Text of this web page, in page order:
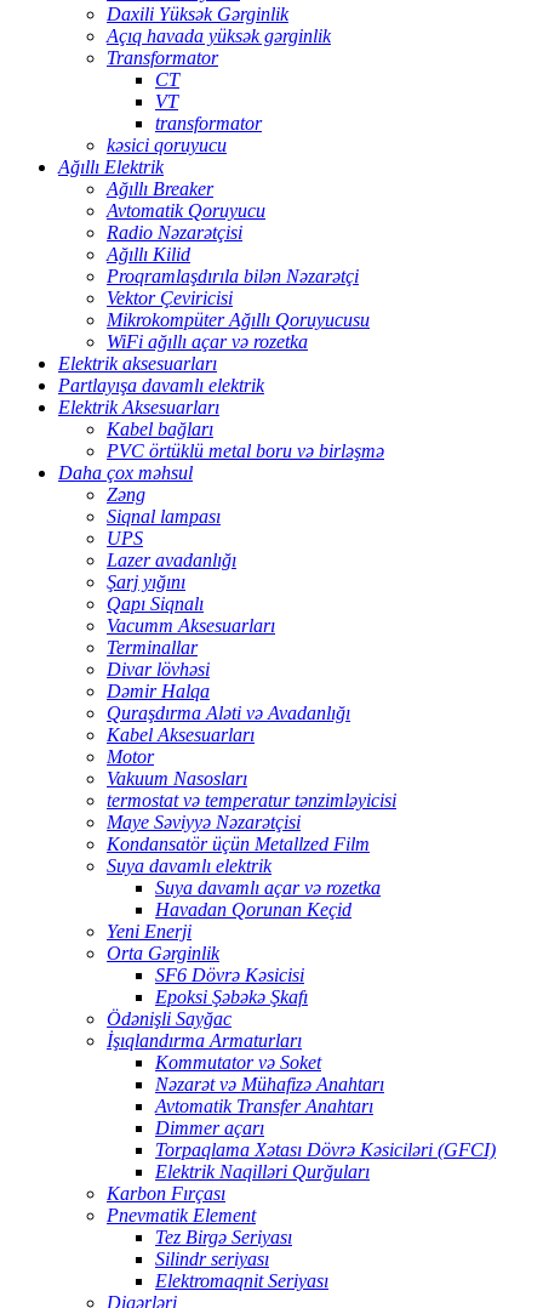
Daxili Yüksək Gərginlik
Açıq havada yüksək gərginlik
Transformator
CT
VT
transformator
kəsici qoruyucu
Ağıllı Elektrik
Ağıllı Breaker
Avtomatik Qoruyucu
Radio Nəzarətçisi
Ağıllı Kilid
Proqramlaşdırıla bilən Nəzarətçi
Vektor Çeviricisi
Mikrokompüter Ağıllı Qoruyucusu
WiFi ağıllı açar və rozetka
Elektrik aksesuarları
Partlayışa davamlı elektrik
Elektrik Aksesuarları
Kabel bağları
PVC örtüklü metal boru və birləşmə
Daha çox məhsul
Zəng
Siqnal lampası
UPS
Lazer avadanlığı
Şarj yığını
Qapı Siqnalı
Vacumm Aksesuarları
Terminallar
Divar lövhəsi
Dəmir Halqa
Quraşdırma Aləti və Avadanlığı
Kabel Aksesuarları
Motor
Vakuum Nasosları
termostat və temperatur tənzimləyicisi
Maye Səviyyə Nəzarətçisi
Kondansatör üçün Metallzed Film
Suya davamlı elektrik
Suya davamlı açar və rozetka
Havadan Qorunan Keçid
Yeni Enerji
Orta Gərginlik
SF6 Dövrə Kəsicisi
Epoksi Şəbəkə Şkafı
Ödənişli Sayğac
İşıqlandırma Armaturları
Kommutator və Soket
Nəzarət və Mühafizə Anahtarı
Avtomatik Transfer Anahtarı
Dimmer açarı
Torpaqlama Xətası Dövrə Kəsiciləri (GFCI)
Elektrik Naqilləri Qurğuları
Karbon Fırçası
Pnevmatik Element
Tez Birgə Seriyası
Silindr seriyası
Elektromaqnit Seriyası
Digərləri